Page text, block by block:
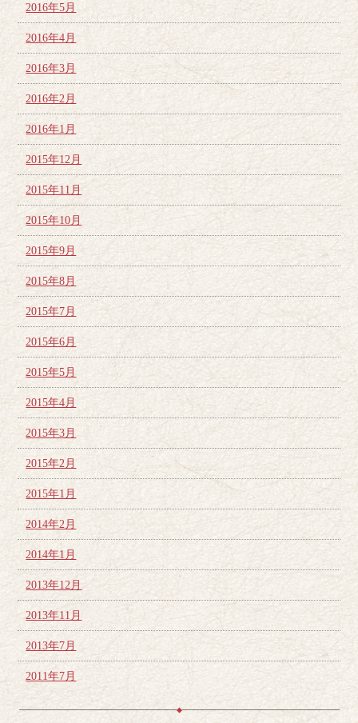
2016年5月
2016年4月
2016年3月
2016年2月
2016年1月
2015年12月
2015年11月
2015年10月
2015年9月
2015年8月
2015年7月
2015年6月
2015年5月
2015年4月
2015年3月
2015年2月
2015年1月
2014年2月
2014年1月
2013年12月
2013年11月
2013年7月
2011年7月